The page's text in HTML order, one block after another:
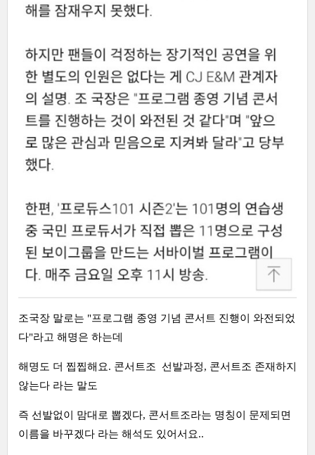
조국장 말로는 "프로그램 종영 기념 콘서트 진행이 와전되었
다"라고 해명은 하는데
해명도 더 찝찝해요. 콘서트조 선발과정, 콘서트조 존재하지
않는다 라는 말도
즉 선발없이 맘대로 뽑겠다, 콘서트조라는 명칭이 문제되면
이름을 바꾸겠다 라는 해석도 있어서요..